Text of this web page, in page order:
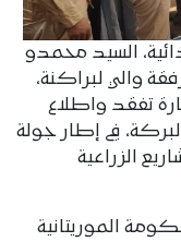
السيد محمدو
والي لبراكنة،
تفقد واطلاع
في إطار جولة
الزراعية
الموريتانية